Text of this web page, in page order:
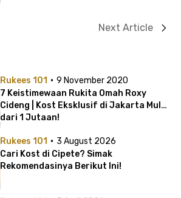
Next Article
Rukees 101 · 9 November 2020
7 Keistimewaan Rukita Omah Roxy
Cideng | Kost Eksklusif di Jakarta Mulai
dari 1 Jutaan!
Rukees 101 · 3 August 2026
Cari Kost di Cipete? Simak
Rekomendasinya Berikut Ini!